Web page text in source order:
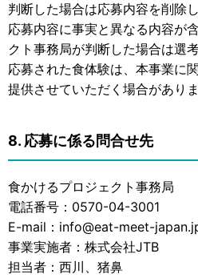
判断した場合は応募内容を削除し
応募内容に事実と異なる内容が
クト事務局が判断した場合は選
応募された食体験は、本事業に
提供させていただく場合がありま
8. 応募に係る問合せ先
食かけるプロジェクト事務局
電話番号：0570-04-3001
E-mail：info@eat-meet-
事業実施者：株式会社JTB
担当者：西川、猪鼻